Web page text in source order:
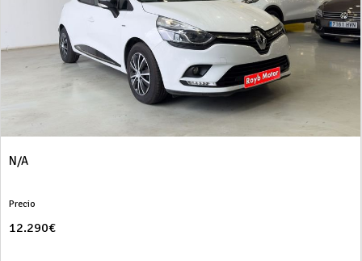
N/A
Precio
12.290€